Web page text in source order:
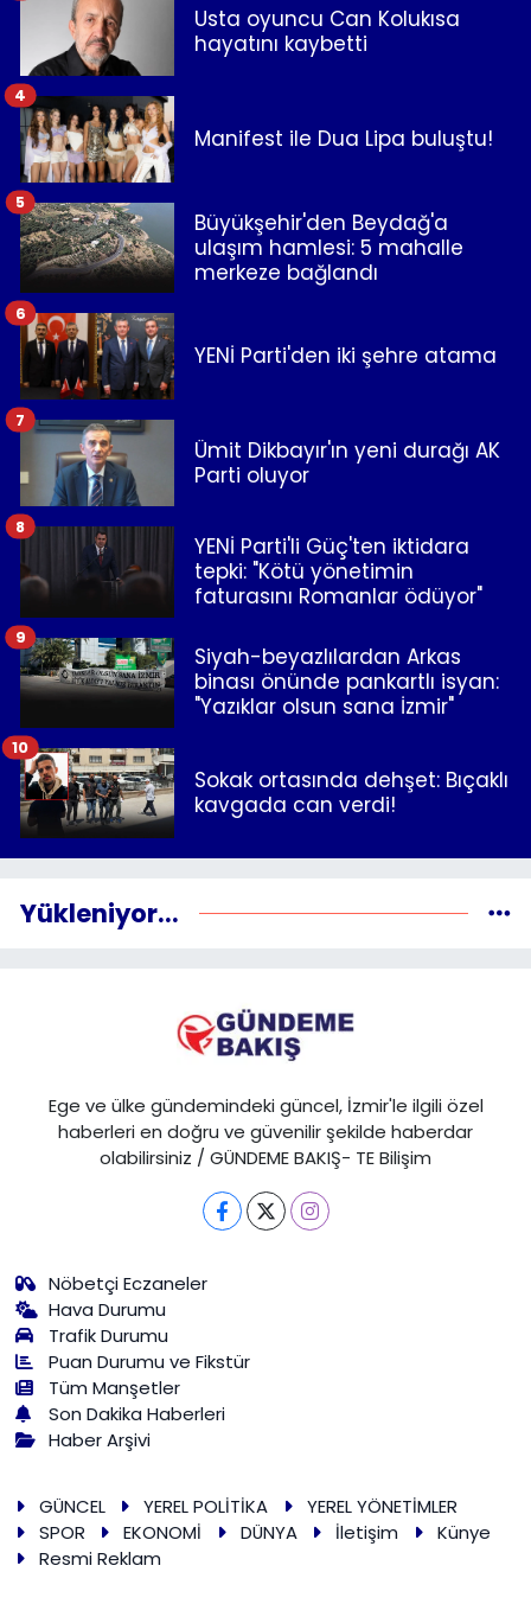
Usta oyuncu Can Kolukısa
hayatını kaybetti
Manifest ile Dua Lipa buluştu!
4
Büyükşehir'den Beydağ'a
ulaşım hamlesi: 5 mahalle
merkeze bağlandı
5
YENİ Parti'den iki şehre atama
6
Ümit Dikbayır'ın yeni durağı AK
Parti oluyor
7
YENİ Parti'li Güç'ten iktidara
tepki: "Kötü yönetimin
faturasını Romanlar ödüyor"
8
Siyah-beyazlılardan Arkas
binası önünde pankartlı isyan:
"Yazıklar olsun sana İzmir"
9
Sokak ortasında dehşet: Bıçaklı
kavgada can verdi!
10
Yükleniyor...
Ege ve ülke gündemindeki güncel, İzmir'le ilgili özel
haberleri en doğru ve güvenilir şekilde haberdar
olabilirsiniz / GÜNDEME BAKIŞ- TE Bilişim
Nöbetçi Eczaneler
Hava Durumu
Trafik Durumu
Puan Durumu ve Fikstür
Tüm Manşetler
Son Dakika Haberleri
Haber Arşivi
GÜNCEL YEREL POLİTİKA
YEREL YÖNETİMLER
SPOR
EKONOMİ DÜNYA İletişim
Künye
Resmi Reklam